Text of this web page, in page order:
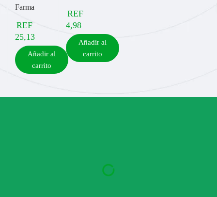
Farma
REF
25,13
Añadir al
carrito
REF
4,98
Añadir al
carrito